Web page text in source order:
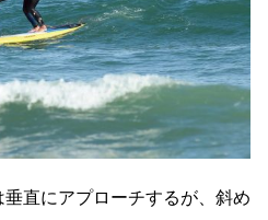
直にアプローチするが、斜め